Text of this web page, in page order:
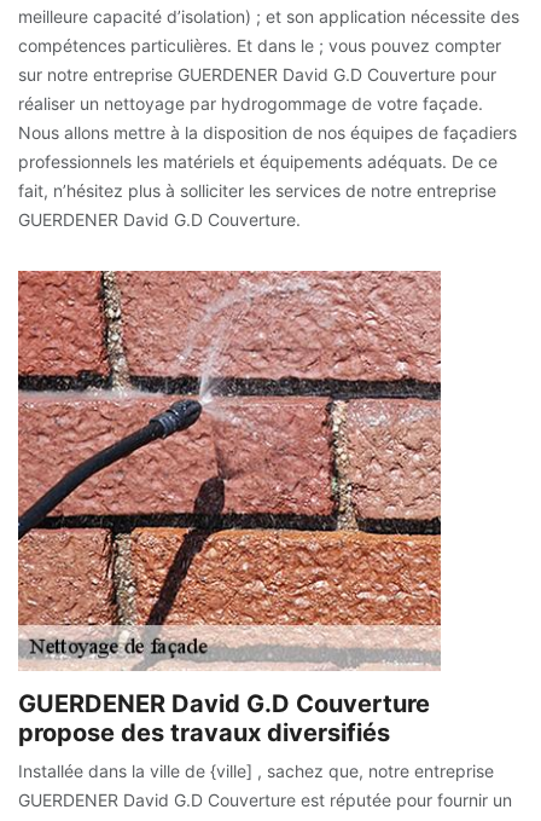
meilleure capacité d’isolation) ; et son application nécessite des
compétences particulières. Et dans le ; vous pouvez compter
sur notre entreprise GUERDENER David G.D Couverture pour
réaliser un nettoyage par hydrogommage de votre façade.
Nous allons mettre à la disposition de nos équipes de façadiers
professionnels les matériels et équipements adéquats. De ce
fait, n’hésitez plus à solliciter les services de notre entreprise
GUERDENER David G.D Couverture.
GUERDENER David G.D Couverture
propose des travaux diversifiés
Installée dans la ville de {ville] , sachez que, notre entreprise
GUERDENER David G.D Couverture est réputée pour fournir un